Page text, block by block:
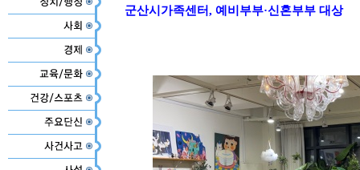
군산시가족센터, 예비부부·신혼부부 대상